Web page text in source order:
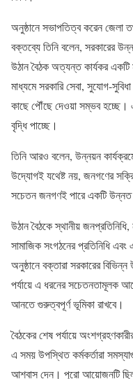
অনুষ্ঠানে সভাপতিত্ব করেন জেলা
বক্তব্যে তিনি বলেন, সরকারের
উঠান বৈঠক অত্যন্ত কার্যকর একটি
মাধ্যমে সরকারি সেবা, সুযোগ-
কাছে পৌঁছে দেওয়া সম্ভব হচ্ছে।
বৃদ্ধি পাচ্ছে।
তিনি আরও বলেন, উন্নয়ন
উদ্যোগই যথেষ্ট নয়, জনগণের
সচেতন জনগণই পারে একটি
উঠান বৈঠকে স্থানীয়
সামাজিক সংগঠনের প্রতিনিধি
অনুষ্ঠানে বক্তারা সরকারের
পর্যায়ে এ ধরনের সচেতনতামূলক
আনতে গুরুত্বপূর্ণ ভূমিকা রাখবে।
বৈঠকের শেষ পর্যায়ে
এ সময় উপস্থিত কর্মকর্তারা
আশ্বাস দেন। পুরো আয়োজনটি